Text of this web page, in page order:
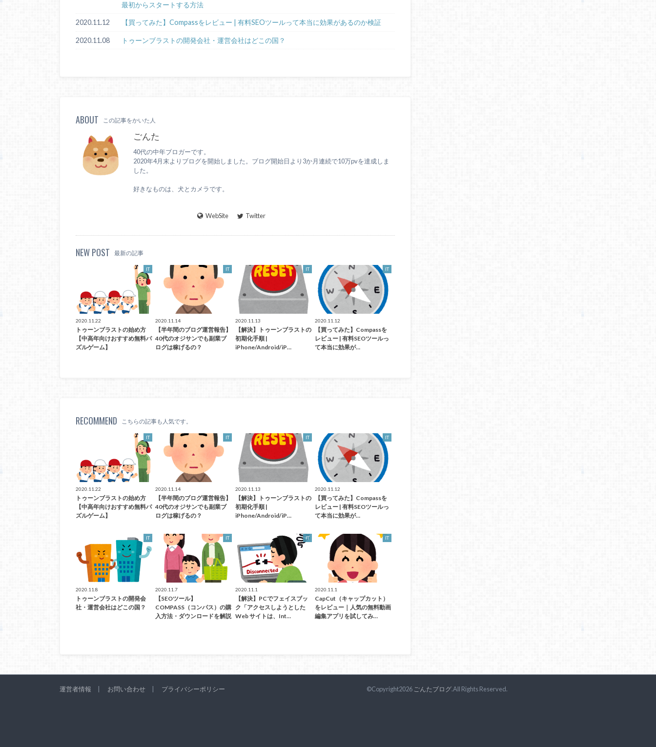
最初からスタートする方法
2020.11.12 【買ってみた】Compassをレビュー | 有料SEOツールって本当に効果があるのか検証
2020.11.08 トゥーンブラストの開発会社・運営会社はどこの国？
ABOUT この記事をかいた人
ごんた
40代の中年ブロガーです。
2020年4月末よりブログを開始しました。ブログ開始日より3か月連続で10万pvを達成しま
した。
好きなものは、犬とカメラです。
WebSite Twitter
NEW POST 最新の記事
IT
2020.11.22
トゥーンブラストの始め方
【中高年向けおすすめ無料パ
ズルゲーム】
IT
2020.11.14
【半年間のブログ運営報告】
40代のオジサンでも副業ブ
ログは稼げるの？
IT
2020.11.13
【解決】トゥーンブラストの
初期化手順 |
iPhone/Android/iP…
IT
2020.11.12
【買ってみた】Compassを
レビュー | 有料SEOツールっ
て本当に効果が…
RECOMMEND こちらの記事も人気です。
IT
2020.11.22
トゥーンブラストの始め方
【中高年向けおすすめ無料パ
ズルゲーム】
IT
2020.11.14
【半年間のブログ運営報告】
40代のオジサンでも副業ブ
ログは稼げるの？
IT
2020.11.13
【解決】トゥーンブラストの
初期化手順 |
iPhone/Android/iP…
IT
2020.11.12
【買ってみた】Compassを
レビュー | 有料SEOツールっ
て本当に効果が…
IT
2020.11.8
トゥーンブラストの開発会
社・運営会社はどこの国？
IT
2020.11.7
【SEOツール】
COMPASS（コンパス）の購
入方法・ダウンロードを解説
IT
2020.11.1
【解決】PCでフェイスブッ
ク「アクセスしようとした
Web サイトは、Int…
IT
2020.11.1
CapCut（キャップカット）
をレビュー｜人気の無料動画
編集アプリを試してみ…
運営者情報 お問い合わせ プライバシーポリシー ©Copyright2026ごんたブログ.All Rights Reserved.